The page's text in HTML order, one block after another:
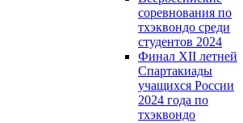
соревнования по
тхэквондо среди
студентов 2024
Финал XII летней
Спартакиады
учащихся России
2024 года по
тхэквондо